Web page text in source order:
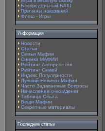
Беспредельный БАШ
Причины наказаний
Флеш - Игры
Информация
Новости
Статьи
Семьи Мафии
Снимки МАФИИ
Рейтинг Авторитетов
Рейтинг Семей
Индекс Популярности
Лучший Новичок Мафии
Часто Задаваемые Вопросы
Начисление очков/денег
Таблица Опыта
Вещи Мафии
Секретные материалы
Последние статьи